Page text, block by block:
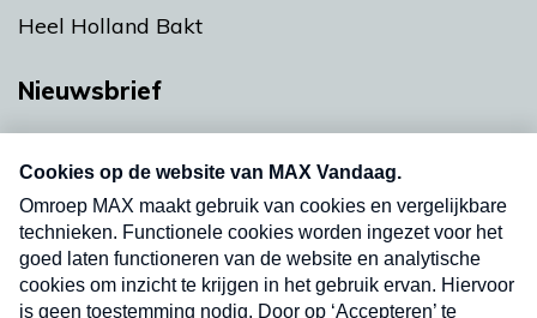
Heel Holland Bakt
Nieuwsbrief
nieuwsbrief. Elke vrijdag- en dinsdagochtend in
uw mailbox.
Verzend